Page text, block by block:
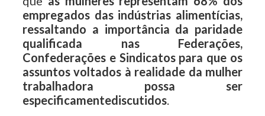
empregados das indústrias alimentícias,
ressaltando a importância da paridade
qualificada nas Federações,
Confederações e Sindicatos para que os
assuntos voltados à realidade da mulher
trabalhadora possa ser
especificamentediscutidos.